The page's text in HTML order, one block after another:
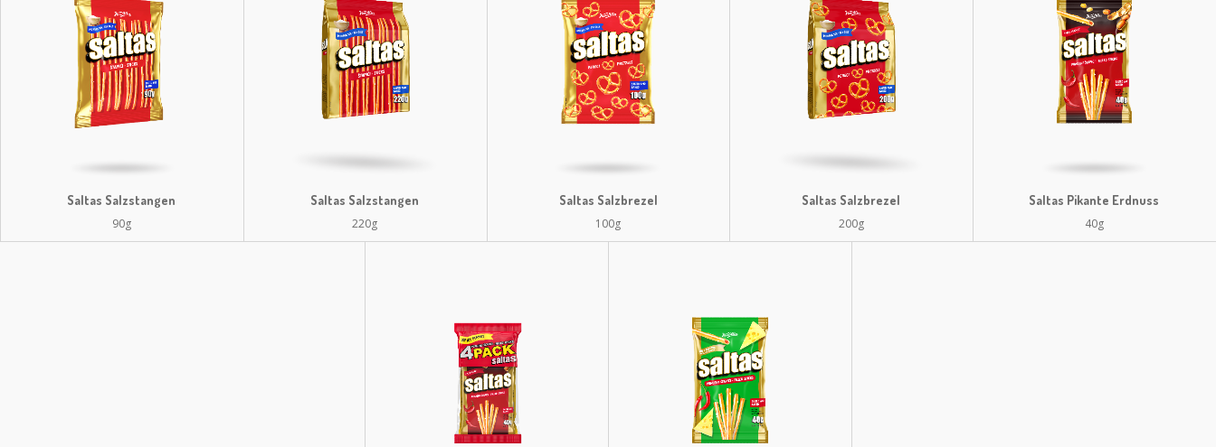
Saltas Salzstangen
90g
Saltas Salzstangen
220g
Saltas Salzbrezel
100g
Saltas Salzbrezel
200g
Saltas Pikante Erdnuss
40g